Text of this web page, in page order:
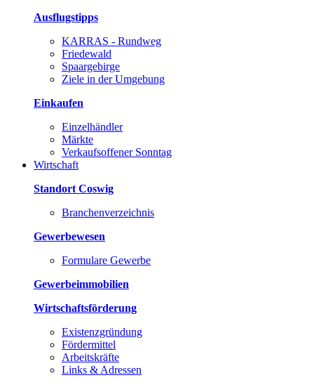
Ausflugstipps
KARRAS - Rundweg
Friedewald
Spaargebirge
Ziele in der Umgebung
Einkaufen
Einzelhändler
Märkte
Verkaufsoffener Sonntag
Wirtschaft
Standort Coswig
Branchenverzeichnis
Gewerbewesen
Formulare Gewerbe
Gewerbeimmobilien
Wirtschaftsförderung
Existenzgründung
Fördermittel
Arbeitskräfte
Links & Adressen